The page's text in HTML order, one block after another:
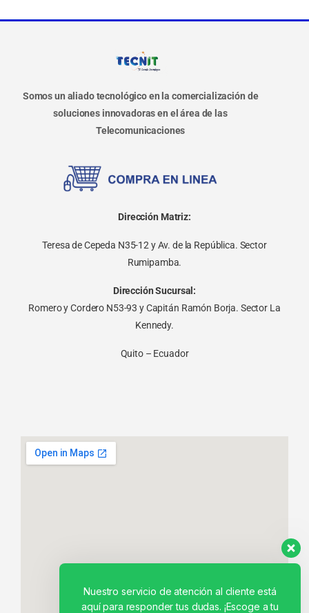
Somos un aliado tecnológico en la comercialización de
soluciones innovadoras en el área de las
Telecomunicaciones
Dirección Matriz:
Teresa de Cepeda N35-12 y Av. de la República. Sector
Rumipamba.
Dirección Sucursal:
Romero y Cordero N53-93 y Capitán Ramón Borja. Sector La
Kennedy.
Quito – Ecuador
Nuestro servicio de atención al cliente está
aquí para responder tus dudas. ¡Escoge a tu